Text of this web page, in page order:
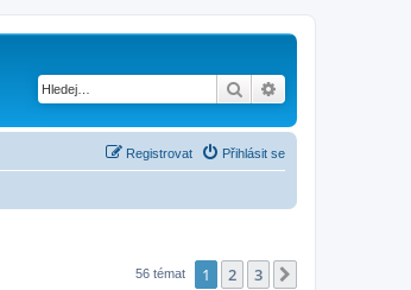
Hledat
Přihlásit se
Registrovat
56 témat 1 2 3